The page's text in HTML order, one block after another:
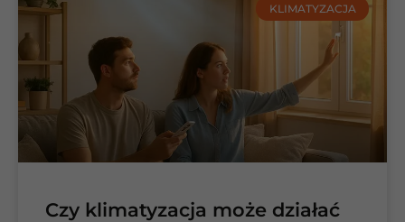
KLIMATYZACJA
Czy klimatyzacja może działać